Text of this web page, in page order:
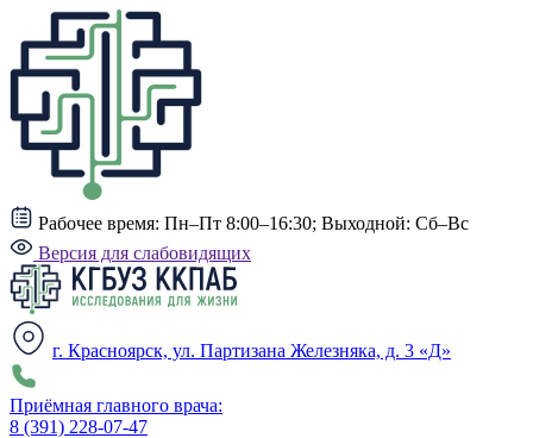
Рабочее время: Пн–Пт 8:00–16:30; Выходной: Сб–Вс
Версия для слабовидящих
г. Красноярск, ул. Партизана Железняка, д. 3 «Д»
Приёмная главного врача:
8 (391) 228-07-47